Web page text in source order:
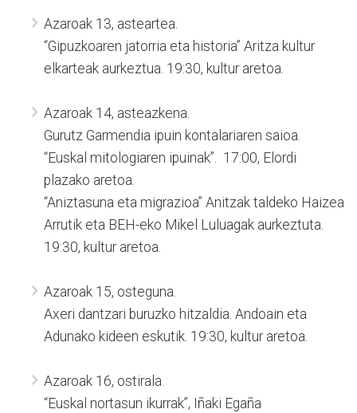
Azaroak 13, asteartea.
“Gipuzkoaren jatorria eta historia” Aritza kultur
elkarteak aurkeztua. 19:30, kultur aretoa.
Azaroak 14, asteazkena.
Gurutz Garmendia ipuin kontalariaren saioa.
“Euskal mitologiaren ipuinak”. 17:00, Elordi
plazako aretoa.
“Aniztasuna eta migrazioa” Anitzak taldeko Haizea
Arrutik eta BEH-eko Mikel Luluagak aurkeztuta.
19:30, kultur aretoa.
Azaroak 15, osteguna.
Axeri dantzari buruzko hitzaldia. Andoain eta
Adunako kideen eskutik. 19:30, kultur aretoa.
Azaroak 16, ostirala.
“Euskal nortasun ikurrak”, Iñaki Egaña